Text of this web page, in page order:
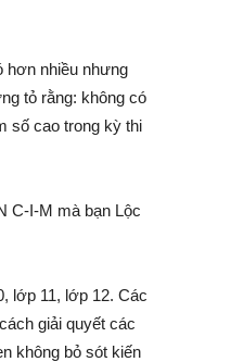
hơn nhiều nhưng
tỏ rằng: không có
số cao trong kỳ thi
C-I-M mà bạn Lộc
lớp 11, lớp 12. Các
giải quyết các
không bỏ sót kiến